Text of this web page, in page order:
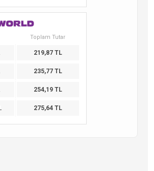
Toplam Tutar
219,87 TL
235,77 TL
254,19 TL
275,64 TL